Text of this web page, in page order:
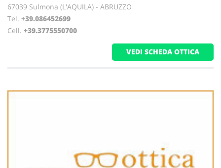
67039 Sulmona (L'AQUILA) - ABRUZZO
Tel. +39.086452699
Cell. +39.3775550700
VEDI SCHEDA OTTICA